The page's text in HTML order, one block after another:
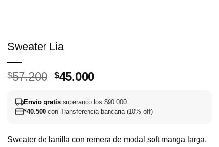
Sweater Lia
$57.200 El
original
era:
$45.000El
actual
es:
Envío gratis superando los $90.000
$40.500 con Transferencia bancaria (10% off)
Sweater de lanilla con remera de modal soft manga larga.